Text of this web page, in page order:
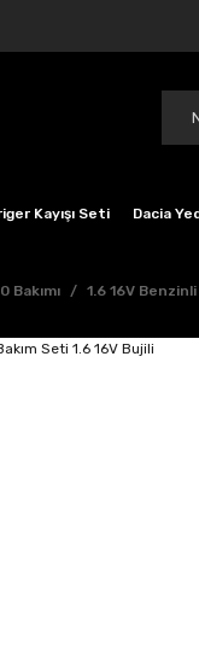
Kayışı Seti Dacia
Bakımı 1.6 16V Benzinli